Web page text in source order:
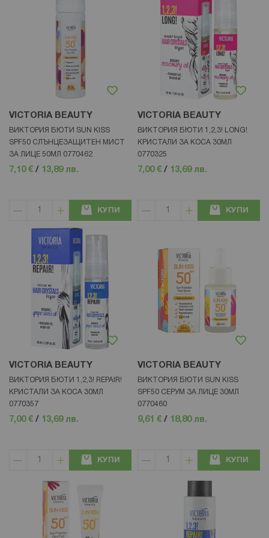
VICTORIA BEAUTY
ВИКТОРИЯ БЮТИ SUN KISS
SPF50 СЛЪНЦЕЗАЩИТЕН МИСТ
ЗА ЛИЦЕ 50МЛ 0770462
7,10 € / 13,89 лв.
КУПИ
VICTORIA BEAUTY
ВИКТОРИЯ БЮТИ 1,2,3! LONG!
КРИСТАЛИ ЗА КОСА 30МЛ
0770325
7,00 € / 13,69 лв.
КУПИ
VICTORIA BEAUTY
ВИКТОРИЯ БЮТИ 1,2,3! REPAIR!
КРИСТАЛИ ЗА КОСА 30МЛ
0770357
7,00 € / 13,69 лв.
КУПИ
VICTORIA BEAUTY
ВИКТОРИЯ БЮТИ SUN KISS
SPF50 СЕРУМ ЗА ЛИЦЕ 30МЛ
0770460
9,61 € / 18,80 лв.
КУПИ